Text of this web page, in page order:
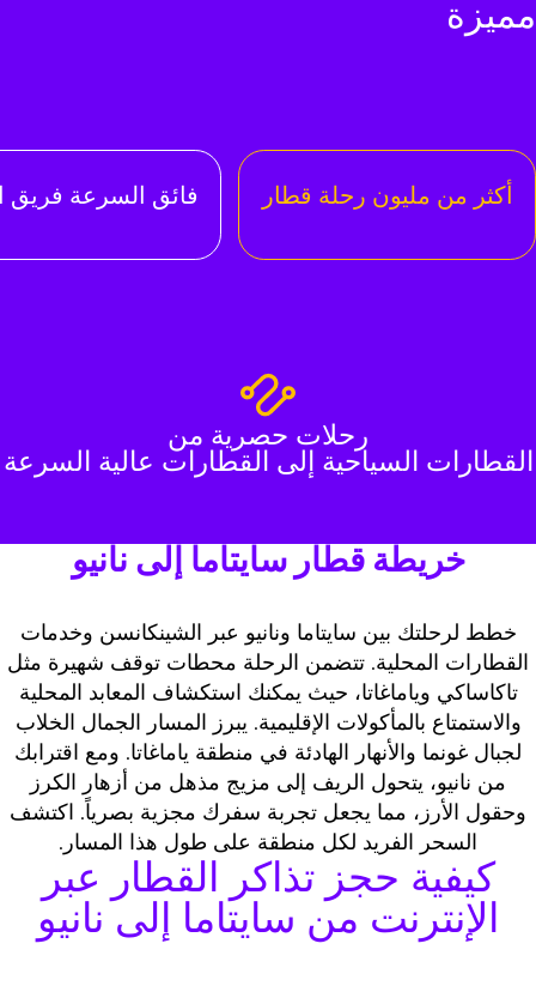
أكثر من مليون رحلة قطار فائق السرعة فريق
رحلات حصرية من
القطارات السياحية إلى القطارات عالية السرعة
خريطة قطار سايتاما إلى نانيو
خطط لرحلتك بين سايتاما ونانيو عبر الشينكانسن وخدمات
القطارات المحلية. تتضمن الرحلة محطات توقف شهيرة مثل
تاكاساكي وياماغاتا، حيث يمكنك استكشاف المعابد المحلية
والاستمتاع بالمأكولات الإقليمية. يبرز المسار الجمال الخلاب
لجبال غونما والأنهار الهادئة في منطقة ياماغاتا. ومع اقترابك
من نانيو، يتحول الريف إلى مزيج مذهل من أزهار الكرز
وحقول الأرز، مما يجعل تجربة سفرك مجزية بصرياً. اكتشف
السحر الفريد لكل منطقة على طول هذا المسار.
كيفية حجز تذاكر القطار عبر
الإنترنت من سايتاما إلى نانيو